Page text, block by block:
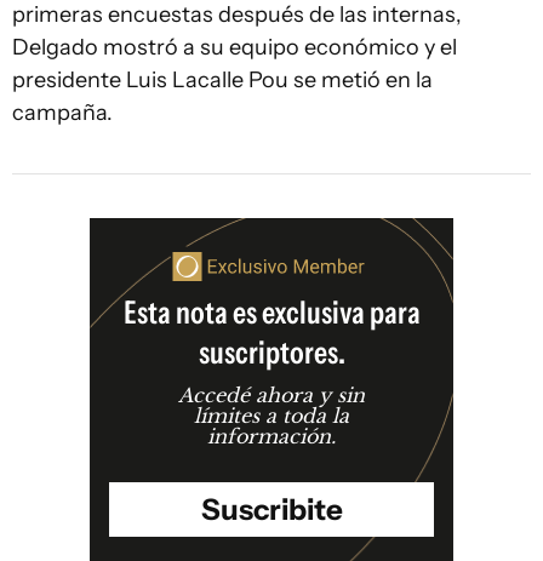
primeras encuestas después de las internas,
Delgado mostró a su equipo económico y el
presidente Luis Lacalle Pou se metió en la
campaña.
Esta nota es exclusiva para
suscriptores.
Accedé ahora y sin
límites a toda la
información.
Suscribite